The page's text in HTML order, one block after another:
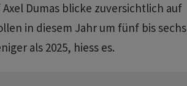
Dumas blicke zuversichtlich ​auf
in diesem Jahr ‌um fünf bis sechs
als 2025, hiess es.